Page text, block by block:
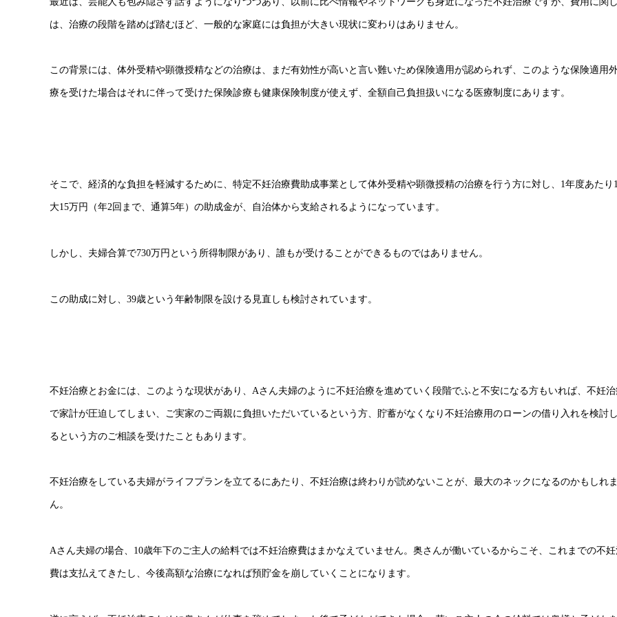
は、治療の段階を踏めば踏むほど、一般的な家庭には負担が大きい現状に変わりはありません。
この背景には、体外受精や顕微授精などの治療は、まだ有効性が高いと言い難いため保険適用が認められず、このような保険適用
療を受けた場合はそれに伴って受けた保険診療も健康保険制度が使えず、全額自己負担扱いになる医療制度にあります。
そこで、経済的な負担を軽減するために、特定不妊治療費助成事業として体外受精や顕微授精の治療を行う方に対し、1年度あたり
大15万円（年2回まで、通算5年）の助成金が、自治体から支給されるようになっています。
しかし、夫婦合算で730万円という所得制限があり、誰もが受けることができるものではありません。
この助成に対し、39歳という年齢制限を設ける見直しも検討されています。
不妊治療とお金には、このような現状があり、Aさん夫婦のように不妊治療を進めていく段階でふと不安になる方もいれば、不妊
で家計が圧迫してしまい、ご実家のご両親に負担いただいているという方、貯蓄がなくなり不妊治療用のローンの借り入れを検討
るという方のご相談を受けたこともあります。
不妊治療をしている夫婦がライフプランを立てるにあたり、不妊治療は終わりが読めないことが、最大のネックになるのかもしれ
ん。
Aさん夫婦の場合、10歳年下のご主人の給料では不妊治療費はまかなえていません。奥さんが働いているからこそ、これまでの不妊
費は支払えてきたし、今後高額な治療になれば預貯金を崩していくことになります。